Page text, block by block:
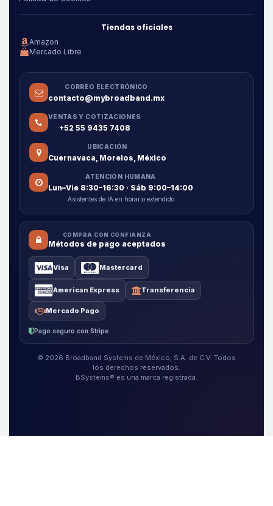
Tiendas oficiales
Amazon
Mercado Libre
CORREO ELECTRÓNICO
contacto@mybroadband.mx
VENTAS Y COTIZACIONES
+52 55 9435 7408
UBICACIÓN
Cuernavaca, Morelos, México
ATENCIÓN HUMANA
Lun–Vie 8:30–16:30 · Sáb 9:00–14:00
Asistentes de IA en horario extendido
COMPRA CON CONFIANZA
Métodos de pago aceptados
Visa Mastercard
American Express Transferencia
Mercado Pago
Pago seguro con Stripe
© 2026 Broadband Systems de México, S.A. de C.V. Todos
los derechos reservados.
BSystems® es una marca registrada.